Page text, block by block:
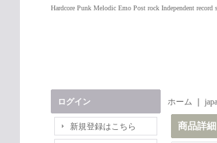
Hardcore Punk Melodic Emo Post rock Independent record
ログイン
新規登録はこちら
ホーム
商品詳細